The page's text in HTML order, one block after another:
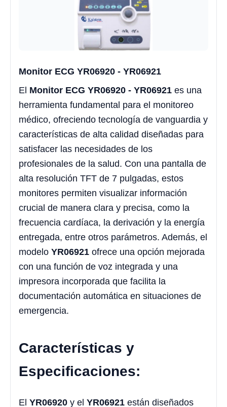
Monitor ECG YR06920 - YR06921
El Monitor ECG YR06920 - YR06921 es una
herramienta fundamental para el monitoreo
médico, ofreciendo tecnología de vanguardia y
características de alta calidad diseñadas para
satisfacer las necesidades de los
profesionales de la salud. Con una pantalla de
alta resolución TFT de 7 pulgadas, estos
monitores permiten visualizar información
crucial de manera clara y precisa, como la
frecuencia cardíaca, la derivación y la energía
entregada, entre otros parámetros. Además, el
modelo YR06921 ofrece una opción mejorada
con una función de voz integrada y una
impresora incorporada que facilita la
documentación automática en situaciones de
emergencia.
Características y
Especificaciones:
El YR06920 y el YR06921 están diseñados